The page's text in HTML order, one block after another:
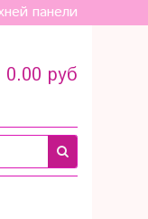
панели
0.00 руб